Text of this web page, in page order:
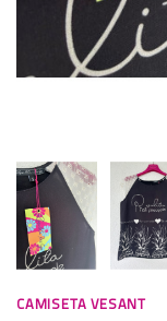
CAMISETA VESANT